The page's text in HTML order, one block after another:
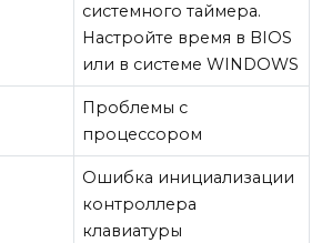
системного таймера.
Настройте время в BIOS
или в системе WINDOWS
Проблемы с
процессором
Ошибка инициализации
контроллера
клавиатуры